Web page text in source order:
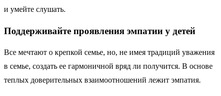
и умейте слушать.
Поддерживайте проявления эмпатии у детей
Все мечтают о крепкой семье, но, не имея традиций уважения
в семье, создать ее гармоничной вряд ли получится. В основе
теплых доверительных взаимоотношений лежит эмпатия.